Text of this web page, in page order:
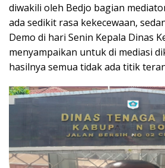
diwakili oleh Bedjo bagian
ada sedikit rasa kekecewaan,
Demo di hari Senin Kepala Dinas
menyampaikan untuk di mediasi
hasilnya semua tidak ada titik